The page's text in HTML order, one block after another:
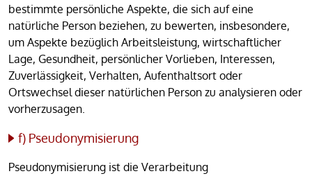
bestimmte persönliche Aspekte, die sich auf eine
natürliche Person beziehen, zu bewerten, insbesondere,
um Aspekte bezüglich Arbeitsleistung, wirtschaftlicher
Lage, Gesundheit, persönlicher Vorlieben, Interessen,
Zuverlässigkeit, Verhalten, Aufenthaltsort oder
Ortswechsel dieser natürlichen Person zu analysieren oder
vorherzusagen.
f) Pseudonymisierung
Pseudonymisierung ist die Verarbeitung